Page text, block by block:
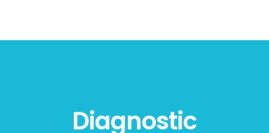
Diagnostic